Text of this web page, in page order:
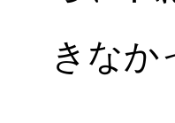
きなか